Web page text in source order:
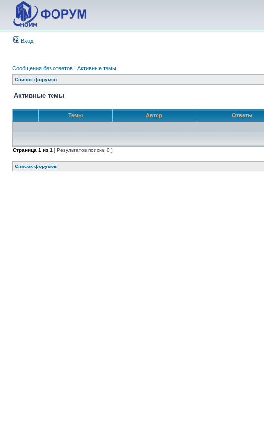
Вход
Сообщения без ответов | Активные темы
Список форумов
Активные темы
Темы Автор Ответы
Страница 1 из 1 [ Результатов поиска: 0 ]
Список форумов